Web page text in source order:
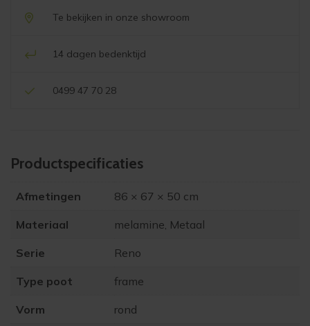
Te bekijken in onze showroom
14 dagen bedenktijd
0499 47 70 28
Product­specificaties
Afmetingen 86 × 67 × 50 cm
Materiaal melamine, Metaal
Serie Reno
Type poot frame
Vorm rond